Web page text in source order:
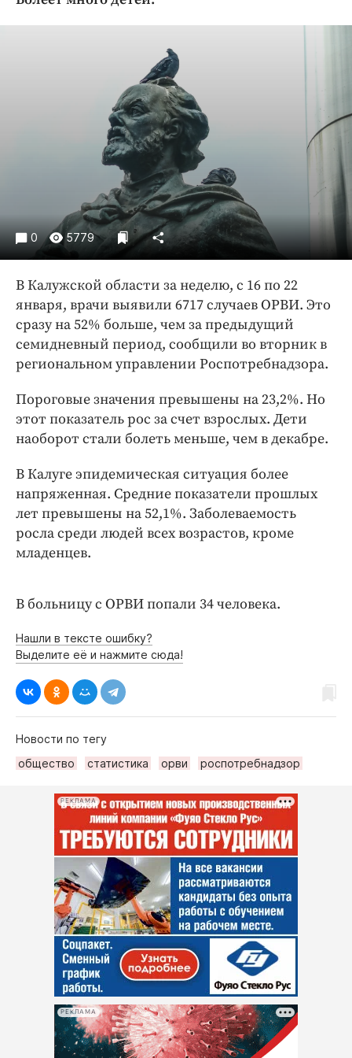
Криминал
Недвижимость и ЖКХ
Образование
Общество
Праздники
Происшествия
Спорт
Экономика и бизнес
ПРОЕКТЫ
Блоги
Издания
Медиаперсона
Интересное чтиво
Бренд года
Работодатель года
0 5779
В Калужской области за неделю, с 16 по 22
января, врачи выявили 6717 случаев ОРВИ. Это
сразу на 52% больше, чем за предыдущий
семидневный период, сообщили во вторник в
региональном управлении Роспотребнадзора.
Пороговые значения превышены на 23,2%. Но
этот показатель рос за счет взрослых. Дети
наоборот стали болеть меньше, чем в декабре.
В Калуге эпидемическая ситуация более
напряженная. Средние показатели прошлых
лет превышены на 52,1%. Заболеваемость
росла среди людей всех возрастов, кроме
младенцев.
В больницу с ОРВИ попали 34 человека.
Нашли в тексте ошибку?
Выделите её и нажмите сюда!
Новости по тегу
общество
статистика орви роспотребнадзор
РЕКЛАМА
РЕКЛАМА